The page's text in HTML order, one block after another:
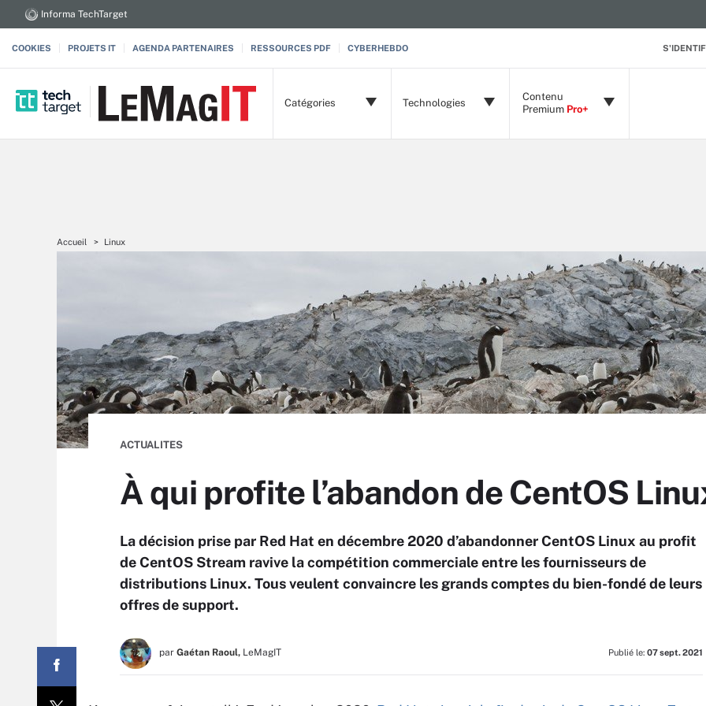
Informa TechTarget
COOKIES PROJETS IT AGENDA PARTENAIRES RESSOURCES PDF CYBERHEBDO
Catégories Technologies
Contenu
Premium Pro+
Accueil Linux
ACTUALITES
À qui profite l’abandon de CentOS
La décision prise par Red Hat en décembre 2020 d’abandonner CentOS Linux au profit
de CentOS Stream ravive la compétition commerciale entre les fournisseurs de
distributions Linux. Tous veulent convaincre les grands comptes du bien-fondé de leurs
offres de support.
par Gaétan Raoul, LeMagIT Publié le: 07 sept. 2021